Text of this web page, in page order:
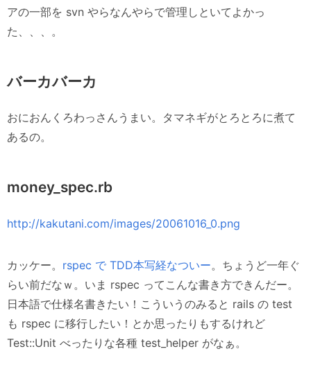
アの一部を svn やらなんやらで管理しといてよかっ
た、、、。
バーカバーカ
おにおんくろわっさんうまい。タマネギがとろとろに煮て
あるの。
money_spec.rb
http://kakutani.com/images/20061016_0.png
カッケー。 rspec で TDD本写経なついー。ちょうど一年ぐ
らい前だなｗ。いま rspec ってこんな書き方できんだー。
日本語で仕様名書きたい！こういうのみると rails の test
も rspec に移行したい！とか思ったりもするけれど
Test::Unit べったりな各種 test_helper がなぁ。